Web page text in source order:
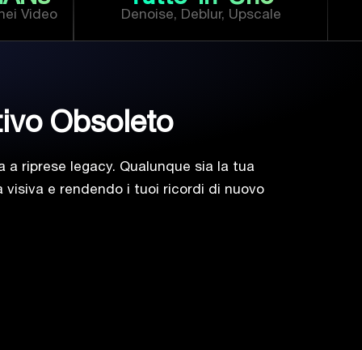
Video Denoise, Deblur, Upscale
Obsoleto
riprese legacy. Qualunque sia la tua
e rendendo i tuoi ricordi di nuovo